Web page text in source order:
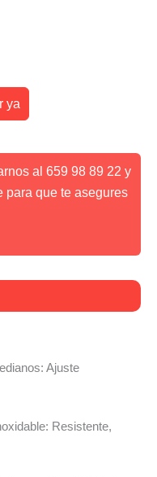
ya
al 659 98 89 22 y
para que te asegures
Ajuste
Resistente,